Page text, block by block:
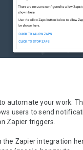
automate your work.
users to send
Zapier triggers.
the Zapier integration